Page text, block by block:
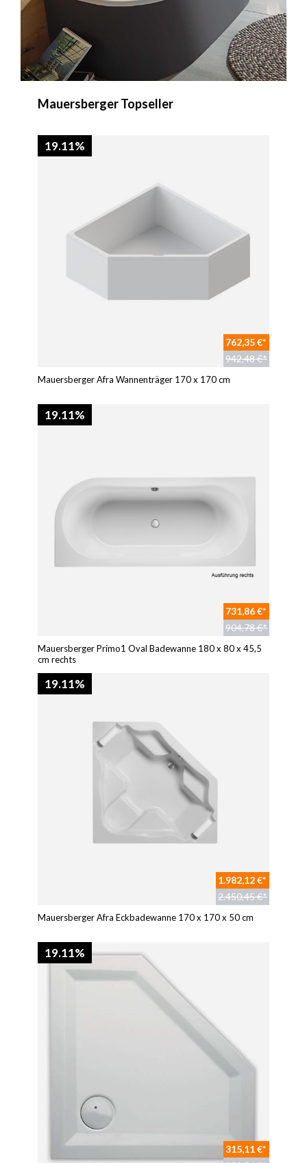
Produktgalerie überspringen
Mauersberger Topseller
19.11%
762,35 €*
942,48 €*
Mauersberger Afra Wannenträger 170 x 170 cm
19.11%
731,86 €*
904,78 €*
Mauersberger Primo1 Oval Badewanne 180 x 80 x 45,5
cm rechts
19.11%
1.982,12 €*
2.450,45 €*
Mauersberger Afra Eckbadewanne 170 x 170 x 50 cm
19.11%
315,11 €*